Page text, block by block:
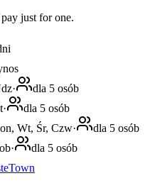
just for one.
·
dla 5 osób
·
dla 5 osób
Wt, Śr, Czw·
dla 5 osób
·
dla 5 osób